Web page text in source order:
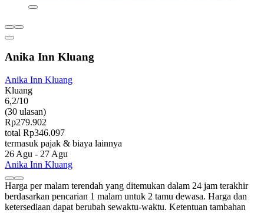
Anika Inn Kluang
Anika Inn Kluang
Kluang
6,2/10
(30 ulasan)
Rp279.902
total Rp346.097
termasuk pajak & biaya lainnya
26 Agu - 27 Agu
Anika Inn Kluang
Harga per malam terendah yang ditemukan dalam 24 jam terakhir
berdasarkan pencarian 1 malam untuk 2 tamu dewasa. Harga dan
ketersediaan dapat berubah sewaktu-waktu. Ketentuan tambahan